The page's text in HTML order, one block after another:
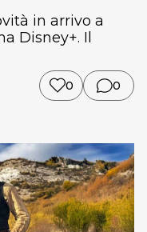
in arrivo a
Disney+. Il
0 0